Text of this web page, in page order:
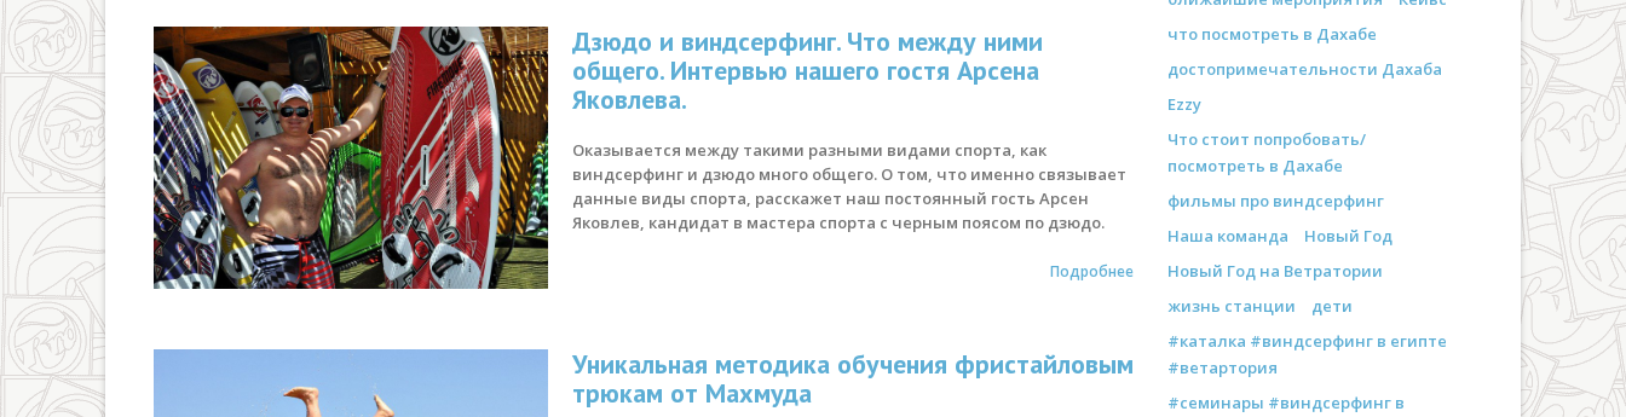
Дзюдо и виндсерфинг. Что между ними
общего. Интервью нашего гостя Арсена
Яковлева.
Оказывается между такими разными видами спорта, как
виндсерфинг и дзюдо много общего. О том, что именно связывает
данные виды спорта, расскажет наш постоянный гость Арсен
Яковлев, кандидат в мастера спорта с черным поясом по дзюдо.
Подробнее
Уникальная методика обучения фристайловым
трюкам от Махмуда
что посмотреть в Дахабе
достопримечательности Дахаба
Ezzy
Что стоит попробовать/
посмотреть в Дахабе
фильмы про виндсерфинг
Наша команда
Новый Год
Новый Год на Ветратории
жизнь станции
дети
#каталка #виндсерфинг в египте
#ветартория
#семинары #виндсерфинг в